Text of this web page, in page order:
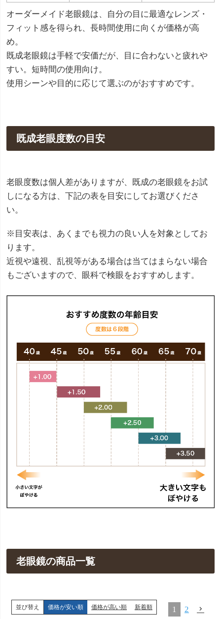
オーダーメイド老眼鏡は、自分の目に最適なレンズ・
フィット感を得られ、長時間使用に向くが価格が高
め。
既成老眼鏡は手軽で安価だが、目に合わないと疲れや
すい。短時間の使用向け。
使用シーンや目的に応じて選ぶのがおすすめです。
既成老眼度数の目安
老眼度数は個人差がありますが、既成の老眼鏡をお試
しになる方は、下記の表を目安にしてお選びくださ
い。
※目安表は、あくまでも視力の良い人を対象としてお
ります。
近視や遠視、乱視等がある場合は当てはまらない場合
もございますので、眼科で検眼をおすすめします。
老眼鏡の商品一覧
並び替え 価格が安い順 価格が高い順 新着順 1 2